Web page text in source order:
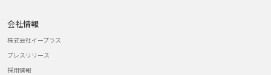
会社情報
株式会社イープラス
プレスリリース
採用情報